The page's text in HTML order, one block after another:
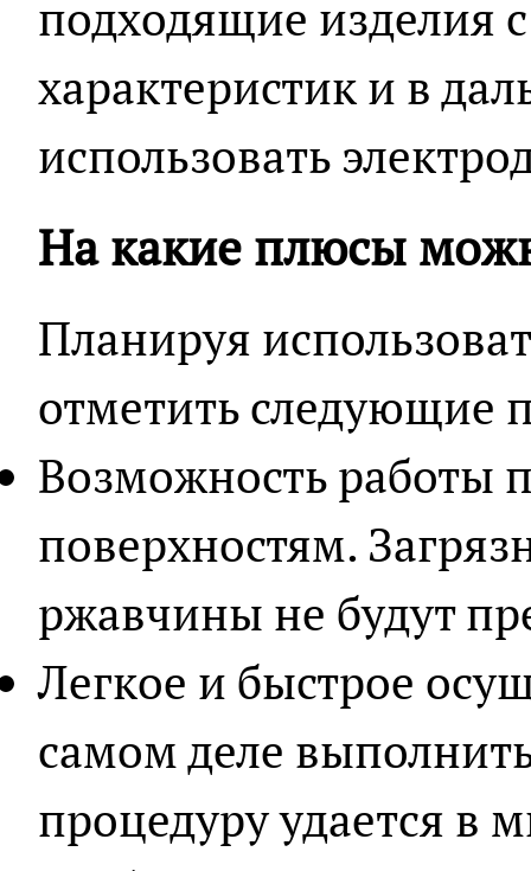
подходящие изделия
характеристик и в
использовать
На какие плюсы
Планируя
отметить следующие
Возможность работы
поверхностям.
ржавчины не будут
Легкое и быстрое
самом деле
процедуру удается в